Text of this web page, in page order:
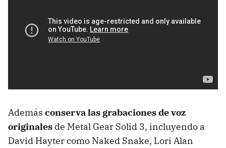
Además conserva las grabaciones de voz
originales de Metal Gear Solid 3, incluyendo a
David Hayter como Naked Snake, Lori Alan